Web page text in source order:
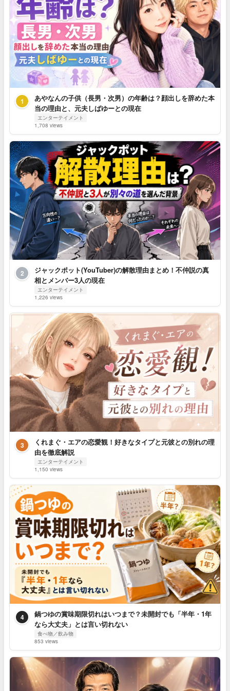
1
あやなんの子供（長男・次男）の年齢は？顔出しを辞めた本
当の理由と、元夫しばゆーとの現在
エンターテイメント
1,708 views
2
ジャックポット(YouTuber)の解散理由まとめ！不仲説の真
相とメンバー3人の現在
エンターテイメント
1,226 views
3
くれまぐ・エアの恋愛観！好きなタイプと元彼との別れの理
由を徹底解説
エンターテイメント
1,150 views
4
鍋つゆの賞味期限切れはいつまで？未開封でも「半年・1年
なら大丈夫」とは言い切れない
食べ物／飲み物
853 views